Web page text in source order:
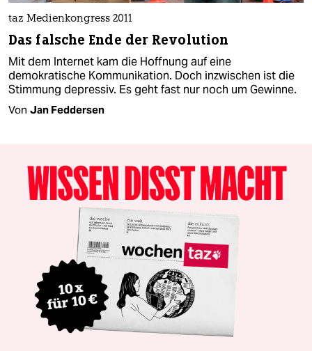
taz Medienkongress 2011
Das falsche Ende der Revolution
Mit dem Internet kam die Hoffnung auf eine
demokratische Kommunikation. Doch inzwischen ist die
Stimmung depressiv. Es geht fast nur noch um Gewinne.
Von Jan Feddersen